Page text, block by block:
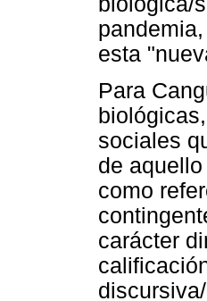
esta
Para
sociales
de
como
carácter